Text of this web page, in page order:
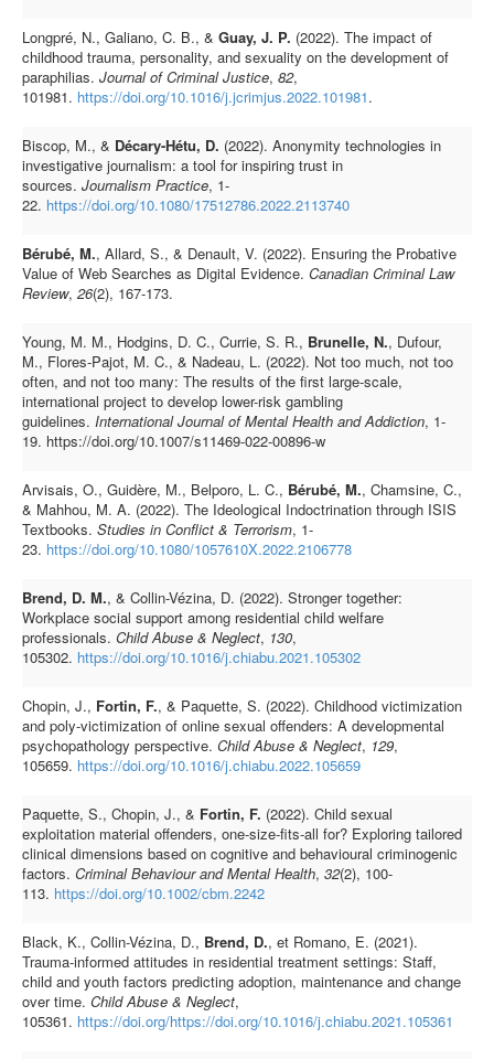
Longpré, N., Galiano, C. B., & Guay, J. P. (2022). The impact of
childhood trauma, personality, and sexuality on the development of
paraphilias. Journal of Criminal Justice, 82,
101981. https://doi.org/10.1016/j.jcrimjus.2022.101981.
Biscop, M., & Décary-Hétu, D. (2022). Anonymity technologies in
investigative journalism: a tool for inspiring trust in
sources. Journalism Practice, 1-
22. https://doi.org/10.1080/17512786.2022.2113740
Bérubé, M., Allard, S., & Denault, V. (2022). Ensuring the Probative
Value of Web Searches as Digital Evidence. Canadian Criminal Law
Review, 26(2), 167-173.
Young, M. M., Hodgins, D. C., Currie, S. R., Brunelle, N., Dufour,
M., Flores-Pajot, M. C., & Nadeau, L. (2022). Not too much, not too
often, and not too many: The results of the first large-scale,
international project to develop lower-risk gambling
guidelines. International Journal of Mental Health and Addiction, 1-
19. https://doi.org/10.1007/s11469-022-00896-w
Arvisais, O., Guidère, M., Belporo, L. C., Bérubé, M., Chamsine, C.,
& Mahhou, M. A. (2022). The Ideological Indoctrination through ISIS
Textbooks. Studies in Conflict & Terrorism, 1-
23. https://doi.org/10.1080/1057610X.2022.2106778
Brend, D. M., & Collin-Vézina, D. (2022). Stronger together:
Workplace social support among residential child welfare
professionals. Child Abuse & Neglect, 130,
105302. https://doi.org/10.1016/j.chiabu.2021.105302
Chopin, J., Fortin, F., & Paquette, S. (2022). Childhood victimization
and poly-victimization of online sexual offenders: A developmental
psychopathology perspective. Child Abuse & Neglect, 129,
105659. https://doi.org/10.1016/j.chiabu.2022.105659
Paquette, S., Chopin, J., & Fortin, F. (2022). Child sexual
exploitation material offenders, one‐size‐fits‐all for? Exploring tailored
clinical dimensions based on cognitive and behavioural criminogenic
factors. Criminal Behaviour and Mental Health, 32(2), 100-
113. https://doi.org/10.1002/cbm.2242
Black, K., Collin-Vézina, D., Brend, D., et Romano, E. (2021).
Trauma-informed attitudes in residential treatment settings: Staff,
child and youth factors predicting adoption, maintenance and change
over time. Child Abuse & Neglect,
105361. https://doi.org/https://doi.org/10.1016/j.chiabu.2021.105361